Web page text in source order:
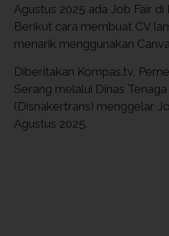
Agustus 2025 ada Job Fair
Berikut cara membuat CV
menarik menggunakan
Diberitakan Kompas.tv,
Serang melalui Dinas
(Disnakertrans) menggelar
Agustus 2025.